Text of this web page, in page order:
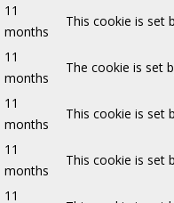
11
months
This cookie is set
11
months
The cookie is set
11
months
This cookie is set
11
months
This cookie is set
11